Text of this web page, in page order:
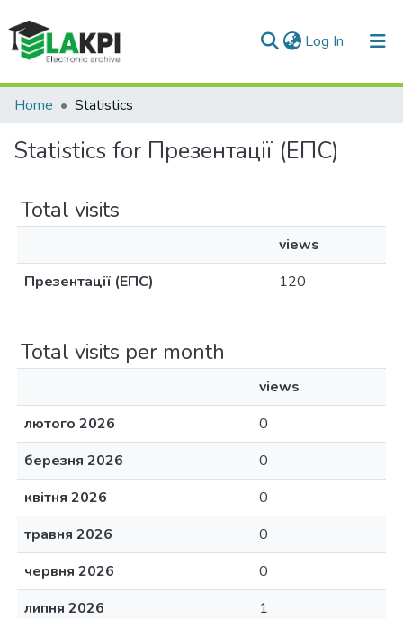
Log In (current)
Communities & Collections
All of DSpace
Home Statistics
Statistics for Презентації (ЕПС)
Total visits
views
Презентації (ЕПС)
120
Total visits per month
views
лютого 2026
0
березня 2026
0
квітня 2026
0
травня 2026
0
червня 2026
0
липня 2026
1